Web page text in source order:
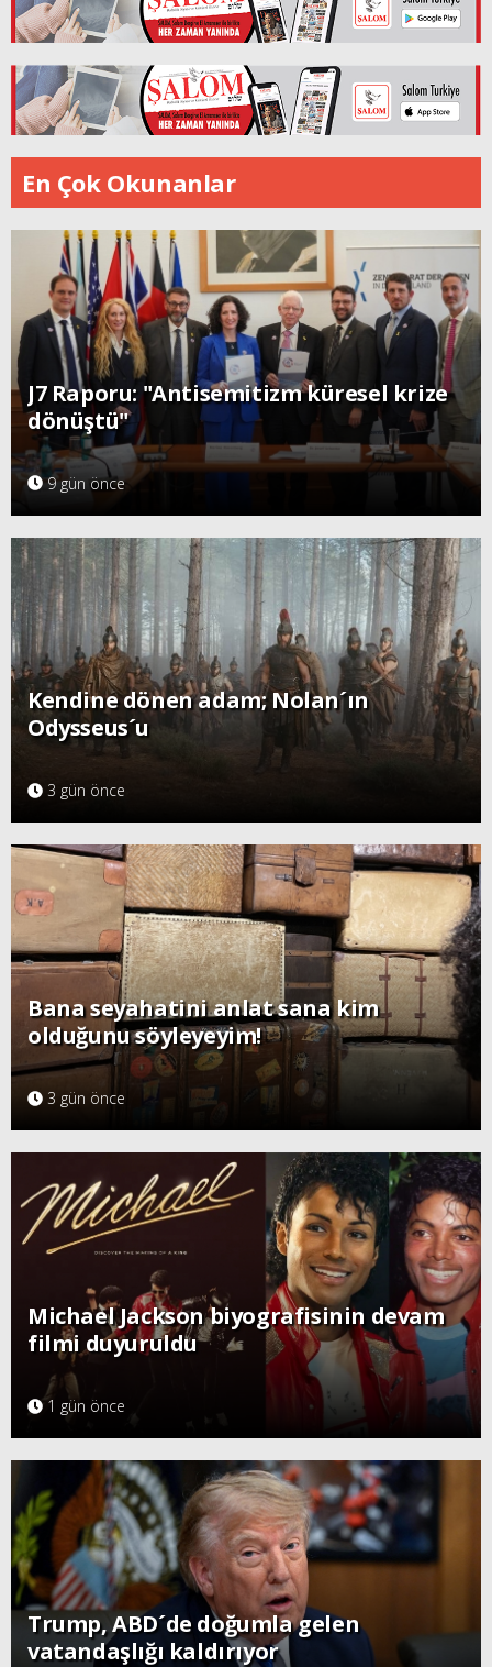
En Çok Okunanlar
J7 Raporu: "Antisemitizm küresel krize
dönüştü"
9 gün önce
Kendine dönen adam; Nolan´ın
Odysseus´u
3 gün önce
Bana seyahatini anlat sana kim
olduğunu söyleyeyim!
3 gün önce
Michael Jackson biyografisinin devam
filmi duyuruldu
1 gün önce
Trump, ABD´de doğumla gelen
vatandaşlığı kaldırıyor